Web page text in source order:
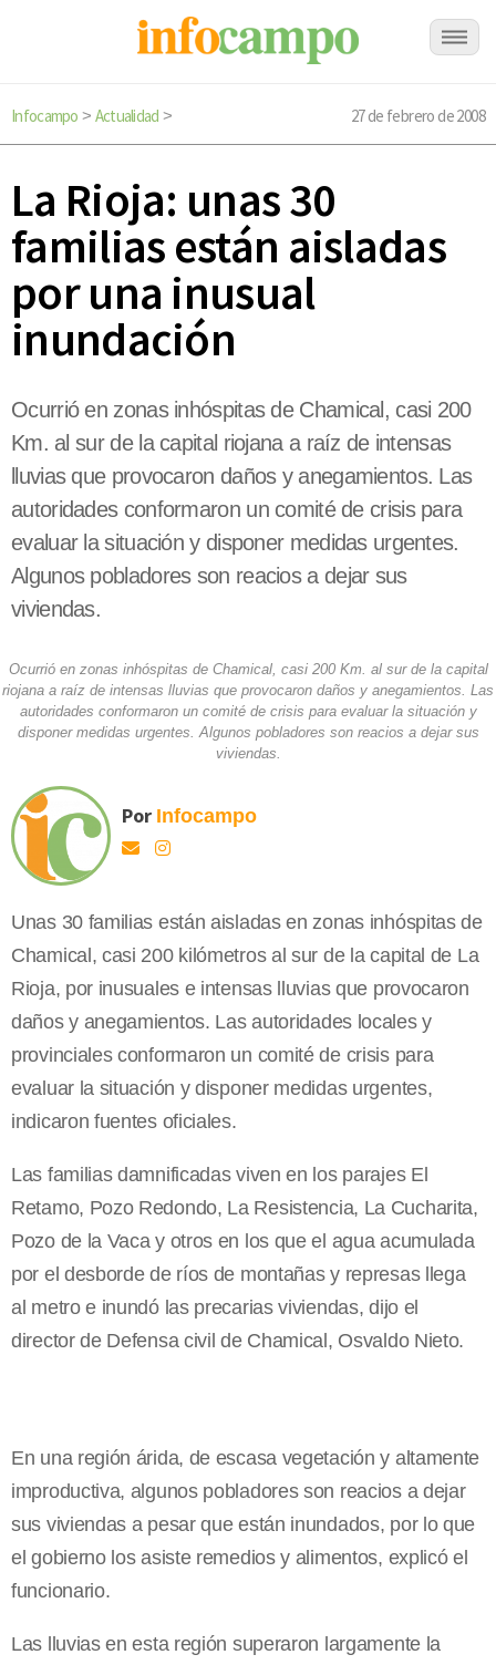
Infocampo > Actualidad > 27 de febrero de 2008
La Rioja: unas 30
familias están aisladas
por una inusual
inundación
Ocurrió en zonas inhóspitas de Chamical, casi 200
Km. al sur de la capital riojana a raíz de intensas
lluvias que provocaron daños y anegamientos. Las
autoridades conformaron un comité de crisis para
evaluar la situación y disponer medidas urgentes.
Algunos pobladores son reacios a dejar sus
viviendas.
Ocurrió en zonas inhóspitas de Chamical, casi 200 Km. al sur de la capital
riojana a raíz de intensas lluvias que provocaron daños y anegamientos. Las
autoridades conformaron un comité de crisis para evaluar la situación y
disponer medidas urgentes. Algunos pobladores son reacios a dejar sus
viviendas.
Por Infocampo
Unas 30 familias están aisladas en zonas inhóspitas de
Chamical, casi 200 kilómetros al sur de la capital de La
Rioja, por inusuales e intensas lluvias que provocaron
daños y anegamientos. Las autoridades locales y
provinciales conformaron un comité de crisis para
evaluar la situación y disponer medidas urgentes,
indicaron fuentes oficiales.
Las familias damnificadas viven en los parajes El
Retamo, Pozo Redondo, La Resistencia, La Cucharita,
Pozo de la Vaca y otros en los que el agua acumulada
por el desborde de ríos de montañas y represas llega
al metro e inundó las precarias viviendas, dijo el
director de Defensa civil de Chamical, Osvaldo Nieto.
En una región árida, de escasa vegetación y altamente
improductiva, algunos pobladores son reacios a dejar
sus viviendas a pesar que están inundados, por lo que
el gobierno los asiste remedios y alimentos, explicó el
funcionario.
Las lluvias en esta región superaron largamente la